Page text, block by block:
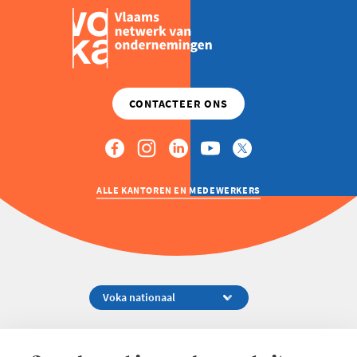
ALLE KANTOREN EN MEDEWERKERS